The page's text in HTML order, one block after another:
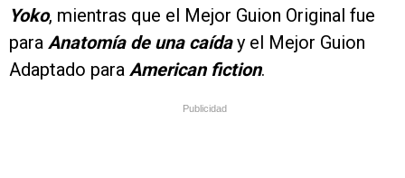
Yoko, mientras que el Mejor Guion Original fue
para Anatomía de una caíday el Mejor Guion
Adaptado para American fiction.
Publicidad